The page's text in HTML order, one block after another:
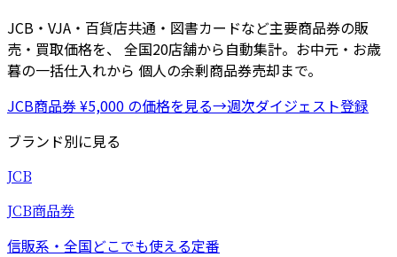
JCB・VJA・百貨店共通・図書カードなど主要商品券の販
売・買取価格を、 全国20店舗から自動集計。お中元・お歳
暮の一括仕入れから 個人の余剰商品券売却まで。
JCB商品券 ¥5,000 の価格を見る→週次ダイジェスト登録
ブランド別に見る
JCB
JCB商品券
信販系・全国どこでも使える定番